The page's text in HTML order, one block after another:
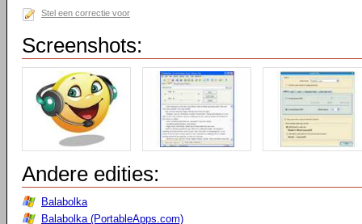
Stel een correctie voor
Screenshots:
Andere edities:
Balabolka
Balabolka (PortableApps.com)